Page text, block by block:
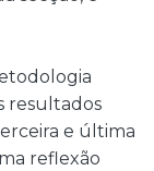
resultados
e última
reflexão